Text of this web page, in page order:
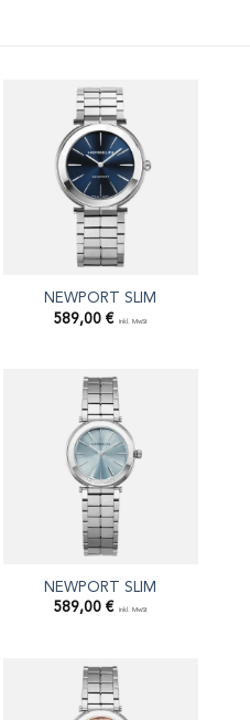
NEWPORT SLIM
589,00€ inkl. MwSt
NEWPORT SLIM
589,00€ inkl. MwSt